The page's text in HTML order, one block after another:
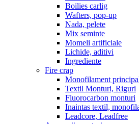
Boilies carlig
Wafters, pop-up
Nada, pelete
Mix seminte
Momeli artificiale
Lichide, aditivi
Ingrediente
Fire crap
Monofilament
Textil Monturi, Riguri
Fluorocarbon monturi
Inaintas textil,
Leadcore, Leadfree